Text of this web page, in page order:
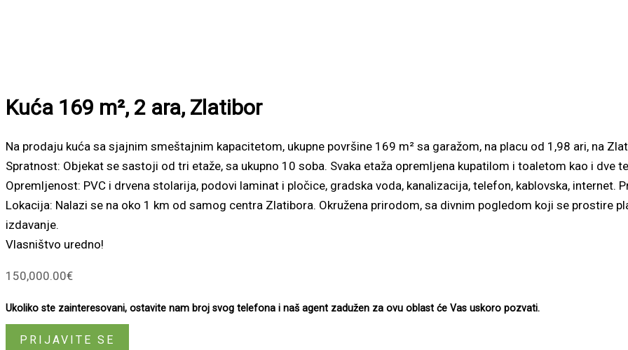
Kuća 169 m², 2 ara, Zlatibor
Na prodaju kuća sa sjajnim smeštajnim kapacitetom, ukupne površine 169 m² sa garažom, na placu od 1,98 ari, na
Spratnost: Objekat se sastoji od tri etaže, sa ukupno 10 soba. Svaka etaža opremljena kupatilom i toaletom kao i dve
Opremljenost: PVC i drvena stolarija, podovi laminat i pločice, gradska voda, kanalizacija, telefon, kablovska, internet.
Lokacija: Nalazi se na oko 1 km od samog centra Zlatibora. Okružena prirodom, sa divnim pogledom koji se prostire
izdavanje.
Vlasništvo uredno!
150,000.00€
Ukoliko ste zainteresovani, ostavite nam broj svog telefona i naš agent zadužen za ovu oblast će Vas uskoro pozvati.
PRIJAVITE SE